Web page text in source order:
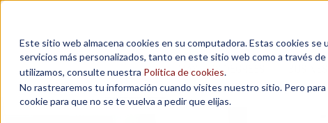
Este sitio web almacena cookies en su computadora. Estas cookies
servicios más personalizados, tanto en este sitio web como a través
utilizamos, consulte nuestra Política de cookies.
No rastrearemos tu información cuando visites nuestro sitio. Pero
cookie para que no se te vuelva a pedir que elijas.
MASTERS DEGREES